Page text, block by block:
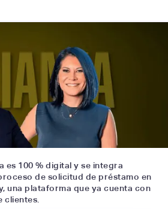
es 100 % digital y se integra
de solicitud de préstamo en
una plataforma que ya cuenta con
clientes.